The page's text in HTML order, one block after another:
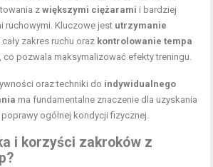
zwiększymi ciężarami i bardziej
ruchowymi. Kluczowe jest utrzymanie
zakres ruchu oraz kontrolowanie tempa
pozwala maksymalizować efekty treningu.
oraz techniki do indywidualnego
ma fundamentalne znaczenie dla uzyskania
ogólnej kondycji fizycznej.
i korzyści zakroków z